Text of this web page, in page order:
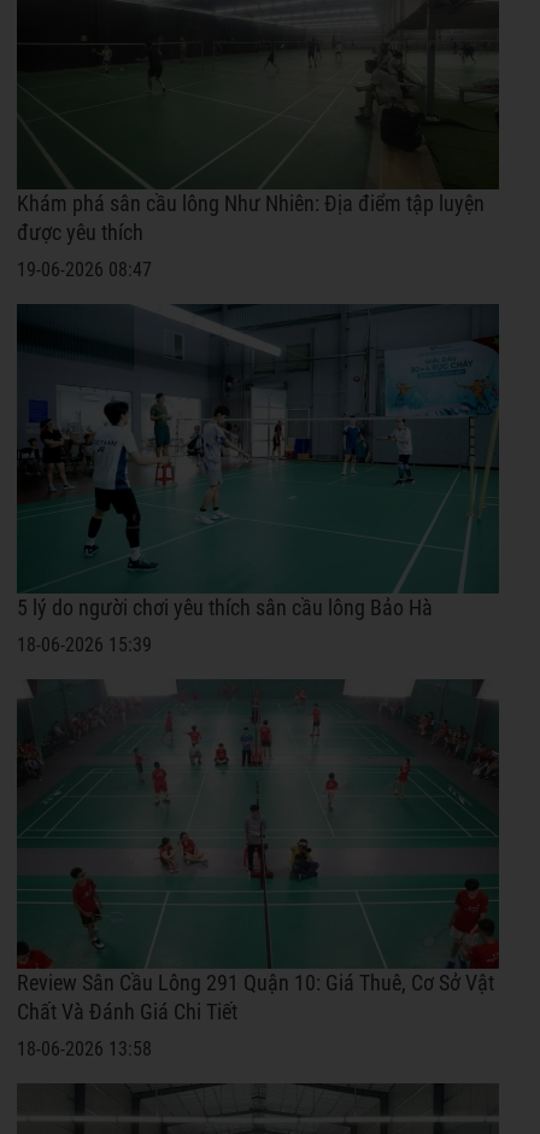
Khám phá sân cầu lông Như Nhiên: Địa điểm tập luyện
được yêu thích
19-06-2026 08:47
5 lý do người chơi yêu thích sân cầu lông Bảo Hà
18-06-2026 15:39
Review Sân Cầu Lông 291 Quận 10: Giá Thuê, Cơ Sở Vật
Chất Và Đánh Giá Chi Tiết
18-06-2026 13:58